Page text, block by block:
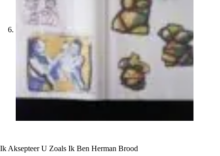
Ik Aksepteer U Zoals Ik Ben Herman Brood